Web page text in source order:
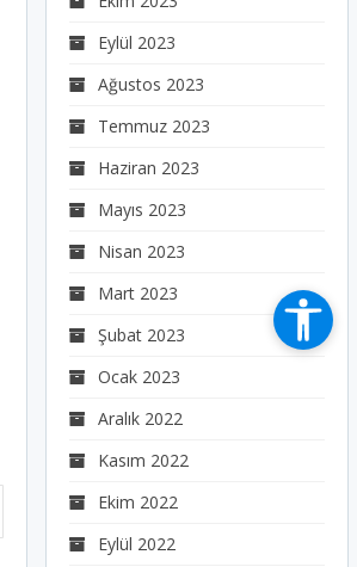
Eylül 2023
Ağustos 2023
Temmuz 2023
Haziran 2023
Mayıs 2023
Nisan 2023
Mart 2023
Şubat 2023
Ocak 2023
Aralık 2022
Kasım 2022
Ekim 2022
Eylül 2022